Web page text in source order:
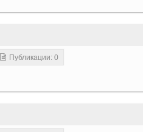
Публикации: 0